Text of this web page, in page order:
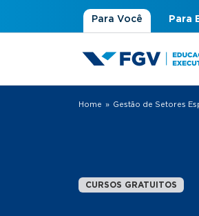
Para Você Para
Você está
Home » Gestão de Setores
CURSOS GRATUITOS